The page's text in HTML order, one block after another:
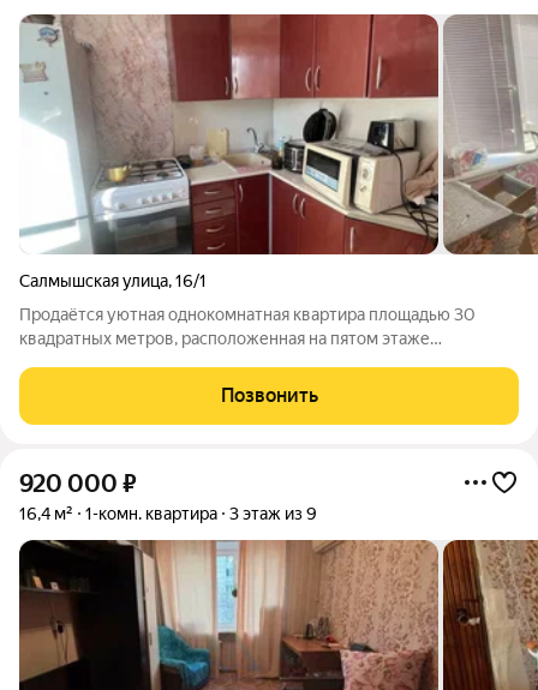
Салмышская улица,16/1
Продаётся уютная однокомнатная квартира площадью 30
квадратных метров, расположенная на пятом этаже
адресу: Оренбург, 8-й микрорайон, ул. Салмышская, 16/1.
Просторная комната позволит вам
Позвонить
920 000 ₽
16,4 м² 1-комн. квартира 3 этаж из 9